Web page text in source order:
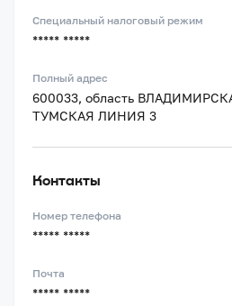
Специальный налоговый режим
***** *****
Полный адрес
600033, область
ТУМСКАЯ ЛИНИЯ 3
Контакты
Номер телефона
***** *****
Почта
***** *****